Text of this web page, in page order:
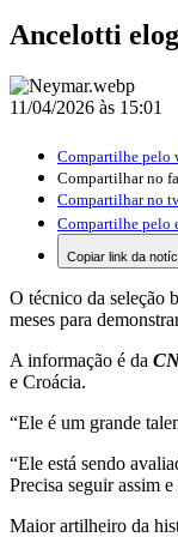
Ancelotti
11/04/2026 às 15:01
Compartilhe pelo
Compartilhar no
Compartilhar no
Compartilhe pelo
Copiar link da
O técnico da seleção
meses para
A informação é da
e Croácia.
“Ele é um grande
“Ele está sendo
Precisa seguir assim
Maior artilheiro da